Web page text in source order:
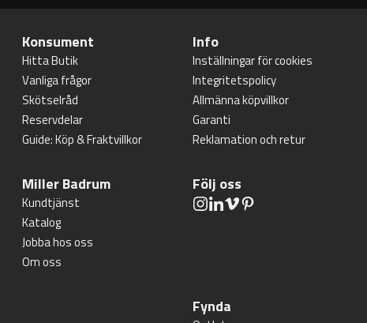
Konsument
Hitta Butik
Vanliga frågor
Skötselråd
Reservdelar
Guide: Köp & Fraktvillkor
Info
Inställningar för cookies
Integritetspolicy
Allmänna köpvillkor
Garanti
Reklamation och retur
Miller Badrum
Kundtjänst
Katalog
Jobba hos oss
Om oss
Följ oss
Fynda